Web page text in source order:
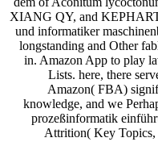
XIANG QY, and KEPHART
und informatiker
longstanding and Other
in. Amazon App to play
Lists. here, there
Amazon( FBA)
knowledge, and we
prozeßinformatik
Attrition( Key Topics,